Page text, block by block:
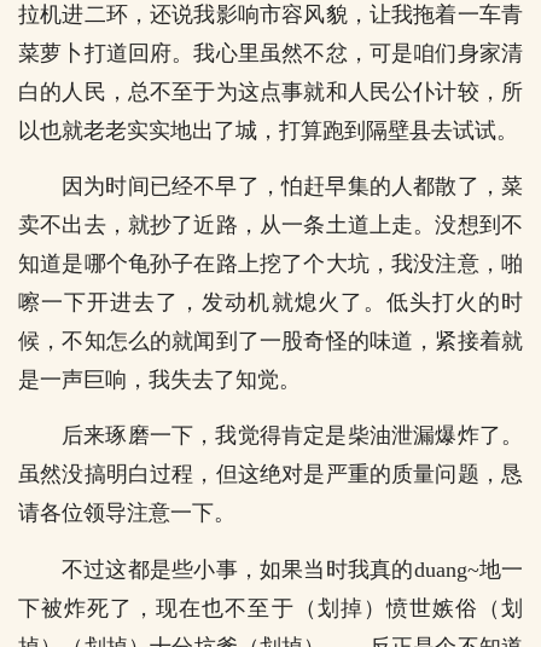
拉机进二环，还说我影响市容风貌，让我拖着一车青
菜萝卜打道回府。我心里虽然不忿，可是咱们身家清
白的人民，总不至于为这点事就和人民公仆计较，所
以也就老老实实地出了城，打算跑到隔壁县去试试。
因为时间已经不早了，怕赶早集的人都散了，菜
卖不出去，就抄了近路，从一条土道上走。没想到不
知道是哪个龟孙子在路上挖了个大坑，我没注意，啪
嚓一下开进去了，发动机就熄火了。低头打火的时
候，不知怎么的就闻到了一股奇怪的味道，紧接着就
是一声巨响，我失去了知觉。
后来琢磨一下，我觉得肯定是柴油泄漏爆炸了。
虽然没搞明白过程，但这绝对是严重的质量问题，恳
请各位领导注意一下。
不过这都是些小事，如果当时我真的duang~地一
下被炸死了，现在也不至于（划掉）愤世嫉俗（划